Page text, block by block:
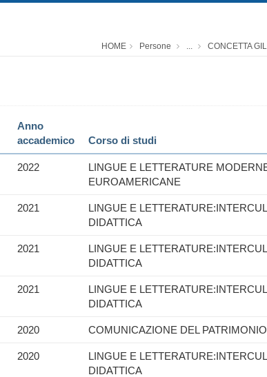
HOME Persone ... CONCETTA
Anno
accademico
Corso di studi
2022
LINGUE E LETTERATURE
EUROAMERICANE
2021
LINGUE E
DIDATTICA
2021
LINGUE E
DIDATTICA
2021
LINGUE E
DIDATTICA
2020 COMUNICAZIONE DEL
2020
LINGUE E
DIDATTICA